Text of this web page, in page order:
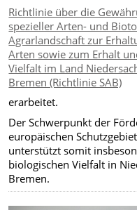
Richtlinie über die
spezieller Arten- und
Agrarlandschaft zur
Arten sowie zum Erhalt
Vielfalt im Land
Bremen (Richtlinie SAB)
erarbeitet.
Der Schwerpunkt der
europäischen
unterstützt somit
biologischen Vielfalt in
Bremen.